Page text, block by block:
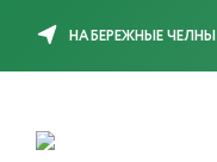
НАБЕРЕЖНЫЕ ЧЕЛНЫ